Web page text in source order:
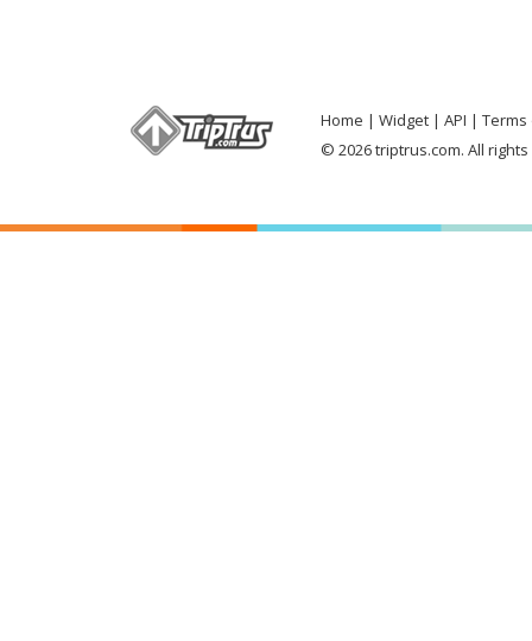
Home Widget API
Terms
© 2026 triptrus.com. All